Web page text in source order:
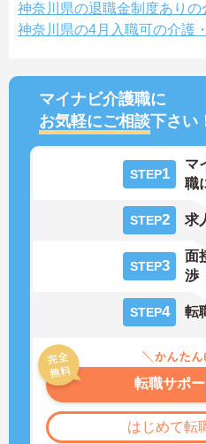
神奈川県の退職金制度ありの
神奈川県の4月入職可の介護
マイナビ介護職に
お気軽にご相談下さい
STEP1
マ
職
STEP2 求
STEP3
面
渉
STEP4 転
転職サポ
はじめて転